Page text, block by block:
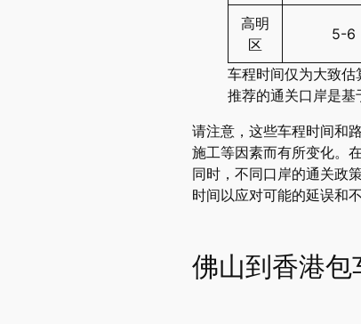
高明
区
5-6
车程时间仅为大致估
推荐的通关口岸是基
请注意，这些车程时间和
施工等因素而有所变化。
同时，不同口岸的通关政
时间以应对可能的延误和
佛山到香港